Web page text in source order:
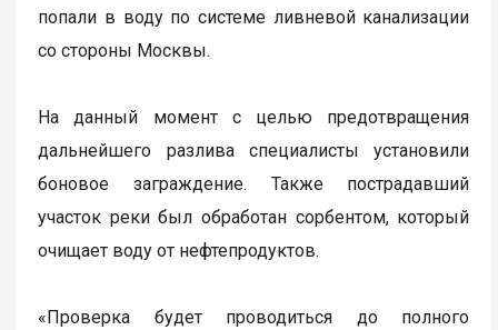
попали в воду по системе ливневой канализации
со стороны Москвы.
На данный момент с целью предотвращения
дальнейшего разлива специалисты установили
боновое заграждение. Также пострадавший
участок реки был обработан сорбентом, который
очищает воду от нефтепродуктов.
«Проверка будет проводиться до полного